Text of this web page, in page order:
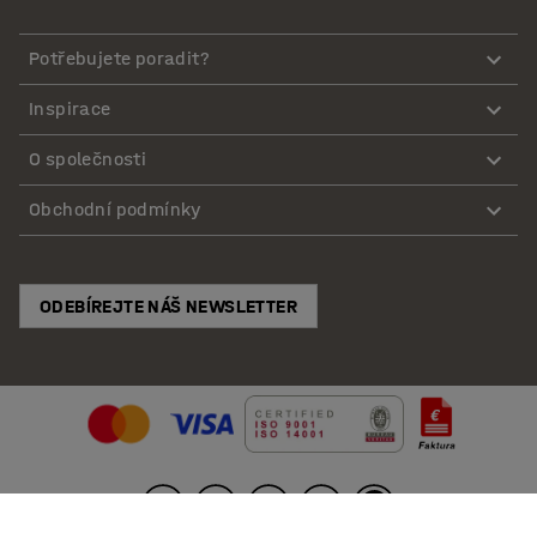
Potřebujete poradit?
Inspirace
O společnosti
Obchodní podmínky
ODEBÍREJTE NÁŠ NEWSLETTER